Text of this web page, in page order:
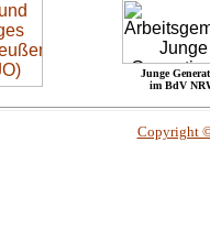
Junge
im BdV
Copyright